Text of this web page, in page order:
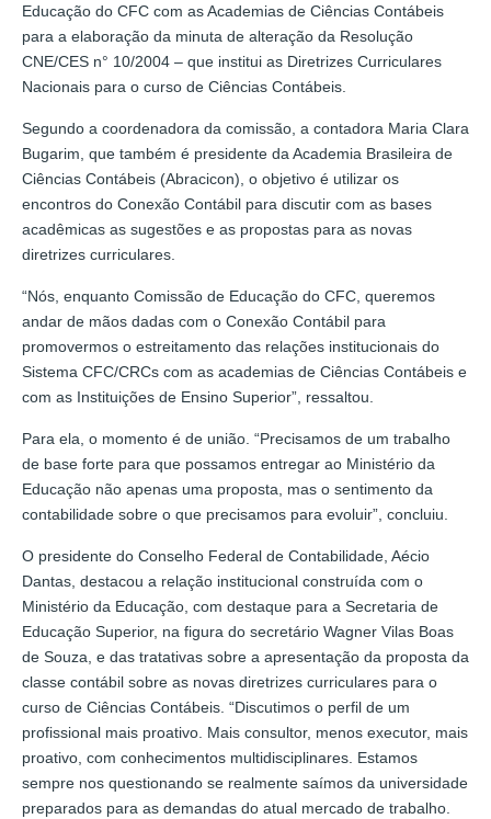
Educação do CFC com as Academias de Ciências Contábeis
para a elaboração da minuta de alteração da Resolução
CNE/CES n° 10/2004 – que institui as Diretrizes Curriculares
Nacionais para o curso de Ciências Contábeis.
Segundo a coordenadora da comissão, a contadora Maria Clara
Bugarim, que também é presidente da Academia Brasileira de
Ciências Contábeis (Abracicon), o objetivo é utilizar os
encontros do Conexão Contábil para discutir com as bases
acadêmicas as sugestões e as propostas para as novas
diretrizes curriculares.
“Nós, enquanto Comissão de Educação do CFC, queremos
andar de mãos dadas com o Conexão Contábil para
promovermos o estreitamento das relações institucionais do
Sistema CFC/CRCs com as academias de Ciências Contábeis e
com as Instituições de Ensino Superior”, ressaltou.
Para ela, o momento é de união. “Precisamos de um trabalho
de base forte para que possamos entregar ao Ministério da
Educação não apenas uma proposta, mas o sentimento da
contabilidade sobre o que precisamos para evoluir”, concluiu.
O presidente do Conselho Federal de Contabilidade, Aécio
Dantas, destacou a relação institucional construída com o
Ministério da Educação, com destaque para a Secretaria de
Educação Superior, na figura do secretário Wagner Vilas Boas
de Souza, e das tratativas sobre a apresentação da proposta da
classe contábil sobre as novas diretrizes curriculares para o
curso de Ciências Contábeis. “Discutimos o perfil de um
profissional mais proativo. Mais consultor, menos executor, mais
proativo, com conhecimentos multidisciplinares. Estamos
sempre nos questionando se realmente saímos da universidade
preparados para as demandas do atual mercado de trabalho.